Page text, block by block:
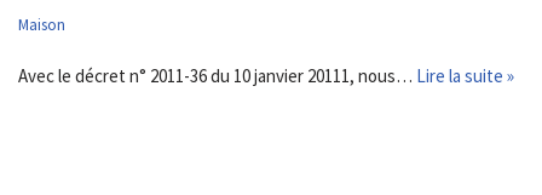
Maison
Avec le décret n° 2011-36 du 10 janvier 20111, nous… Lire la suite »